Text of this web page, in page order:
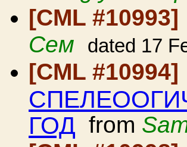
[CML #10993]
Сем dated 17
[CML #10994]
ГОД from